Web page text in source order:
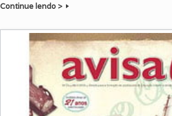
Continue lendo >